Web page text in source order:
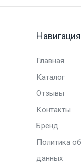
Навигация
Главная
Каталог
Отзывы
Контакты
Бренд
Политика
данных